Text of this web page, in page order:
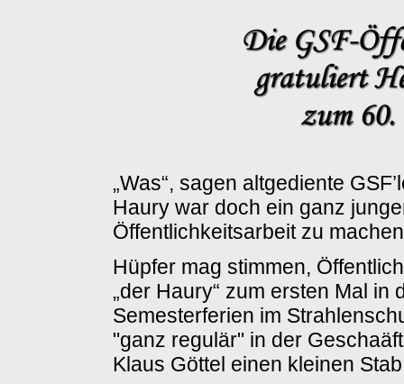
„Was“, sagen altgediente
Haury war doch ein ganz
Öffentlichkeitsarbeit zu
Hüpfer mag stimmen,
„der Haury“ zum ersten Mal
Semesterferien im
"ganz regulär" in der
Klaus Göttel einen kleinen